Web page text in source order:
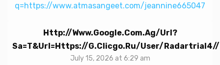
q=https://www.atmasangeet.com/jeannine665047
Http://www.google.com.ag/url?
Sa=t&url=https://g.clicgo.ru/user/radartrial4//
July 15, 2026 at 6:29 am